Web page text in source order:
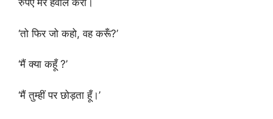
रुपए मेरे हवाले करो।
‘तो फिर जो कहो, वह करूँ?’
‘मैं क्या कहूँ ?’
‘मैं तुम्हीं पर छोड़ता हूँ।’